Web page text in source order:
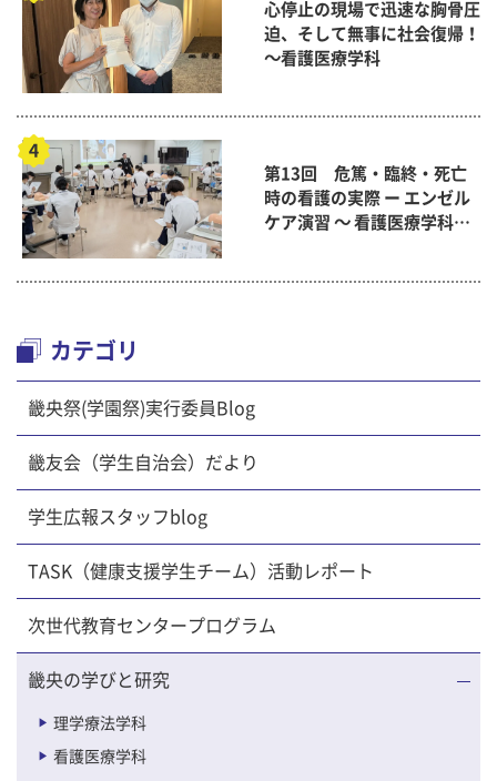
心停止の現場で迅速な胸骨圧
迫、そして無事に社会復帰！
～看護医療学科
第13回 危篤・臨終・死亡
時の看護の実際 ー エンゼル
ケア演習 ～ 看護医療学科
カテゴリ
畿央祭(学園祭)実行委員Blog
畿友会（学生自治会）だより
学生広報スタッフblog
TASK（健康支援学生チーム）活動レポート
次世代教育センタープログラム
畿央の学びと研究
理学療法学科
看護医療学科